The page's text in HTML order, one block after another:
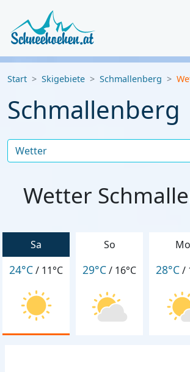
Start Skigebiete Schmallenberg
Schmallenberg
Wetter
Sa
24°C/ 11°C
So
29°C/ 16°C
Mo
28°C/